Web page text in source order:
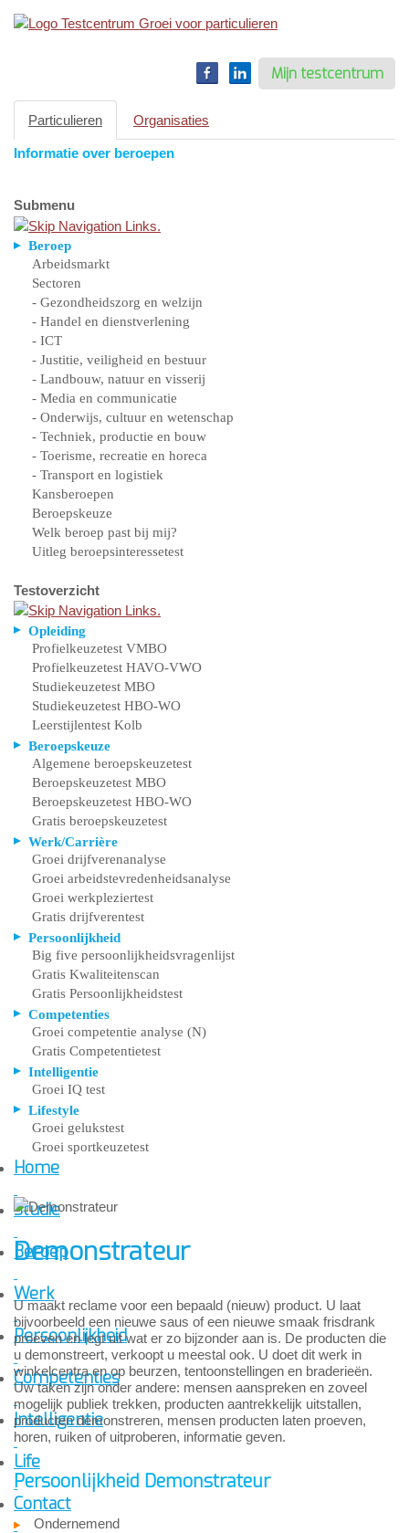
Mijn testcentrum
Particulieren Organisaties
Informatie over beroepen
Submenu
Beroep
Arbeidsmarkt
Sectoren
- Gezondheidszorg en welzijn
- Handel en dienstverlening
- ICT
- Justitie, veiligheid en bestuur
- Landbouw, natuur en visserij
- Media en communicatie
- Onderwijs, cultuur en wetenschap
- Techniek, productie en bouw
- Toerisme, recreatie en horeca
- Transport en logistiek
Kansberoepen
Beroepskeuze
Welk beroep past bij mij?
Uitleg beroepsinteressetest
Testoverzicht
Opleiding
Profielkeuzetest VMBO
Profielkeuzetest HAVO-VWO
Studiekeuzetest MBO
Studiekeuzetest HBO-WO
Leerstijlentest Kolb
Beroepskeuze
Algemene beroepskeuzetest
Beroepskeuzetest MBO
Beroepskeuzetest HBO-WO
Gratis beroepskeuzetest
Werk/Carrière
Groei drijfverenanalyse
Groei arbeidstevredenheidsanalyse
Groei werkpleziertest
Gratis drijfverentest
Persoonlijkheid
Big five persoonlijkheidsvragenlijst
Gratis Kwaliteitenscan
Gratis Persoonlijkheidstest
Competenties
Groei competentie analyse (N)
Gratis Competentietest
Intelligentie
Groei IQ test
Lifestyle
Groei gelukstest
Groei sportkeuzetest
Home
Studie
Beroep
Werk
Persoonlijkheid
Competenties
Intelligentie
Life
Contact
Demonstrateur
U maakt reclame voor een bepaald (nieuw) product. U laat
bijvoorbeeld een nieuwe saus of een nieuwe smaak frisdrank
proeven en legt uit wat er zo bijzonder aan is. De producten die
u demonstreert, verkoopt u meestal ook. U doet dit werk in
winkelcentra en op beurzen, tentoonstellingen en braderieën.
Uw taken zijn onder andere: mensen aanspreken en zoveel
mogelijk publiek trekken, producten aantrekkelijk uitstallen,
producten demonstreren, mensen producten laten proeven,
horen, ruiken of uitproberen, informatie geven.
Persoonlijkheid Demonstrateur
Ondernemend